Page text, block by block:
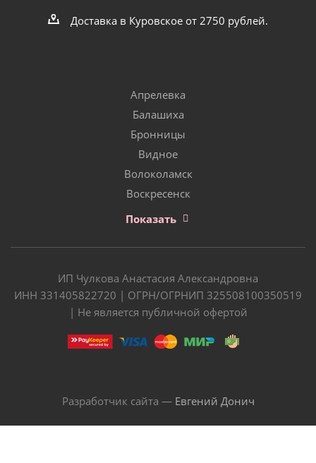
Доставка в Куровское от 2750 рублей.
Апрелевка
Балашиха
Бронницы
Видное
Волоколамск
Воскресенск
Показать
ИП Чулкова Анастасия Александровна
ИНН 331405822720 | ОГРН/ОГРНИП 325508100350519
| Не является публичной офертой
Разработчик сайта — Евгений Донич